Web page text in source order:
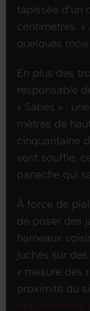
tapissée d’un
centimètres. «
quelques
En plus des
responsable
« Sabès » :
mètres de
cinquantaine
vent souffle,
panache qui
À force de
de poser des
hameaux
juchés sur
« mesure des
proximité du
dépassement